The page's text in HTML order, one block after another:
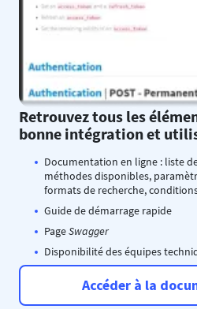
Retrouvez tous les
bonne intégration et
Documentation en ligne : liste
méthodes disponibles,
formats de recherche,
Guide de démarrage rapide
PageSwagger
Disponibilité des équipes
Accéder à la